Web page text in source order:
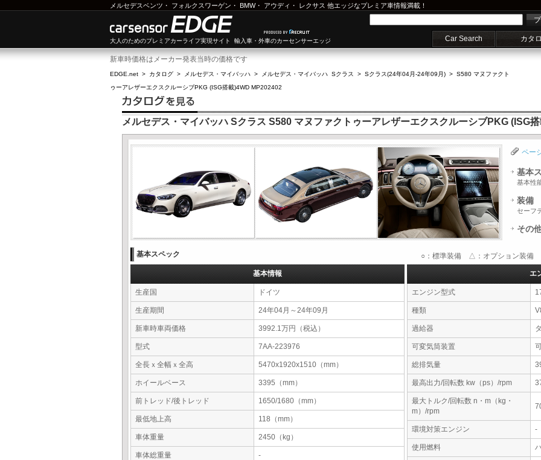
メルセデスベンツ ・ フォルクスワーゲン ・ BMW・ アウディ ・ レクサス 他エッジなプレミア車情報満載！
大人のためのプレミアカーライフ実現サイト 輸入車・外車のカーセンサーエッジ Car Search カタ
新車時価格はメーカー発表当時の価格です
EDGE.net > カタログ > メルセデス・マイバッハ > メルセデス・マイバッハ Sクラス > Sクラス(24年04月-24年09月) > S580 マヌファクト
ゥーアレザーエクスクルーシブPKG (ISG搭載)4WD MP202402
メルセデス・マイバッハ Sクラス S580 マヌファクトゥーアレザーエクスクルーシブPKG (ISG
ペー
基本
基本性
装備
セーフ
その
基本スペック ○：標準装備 △：オプション装備 -
基本情報
生産国 ドイツ
生産期間 24年04月～24年09月
新車時車両価格 3992.1万円（税込）
型式 7AA-223976
全長ｘ全幅ｘ全高 5470x1920x1510（mm）
ホイールベース 3395（mm）
前トレッド/後トレッド 1650/1680（mm）
最低地上高 118（mm）
車体重量 2450（kg）
車体総重量 -
エ
エンジン型式
種類
過給器
可変気筒装置
総排気量
最高出力/回転数 kw（ps）/rpm
最大トルク/回転数 n・m（kg・
m）/rpm
環境対策エンジン -
使用燃料